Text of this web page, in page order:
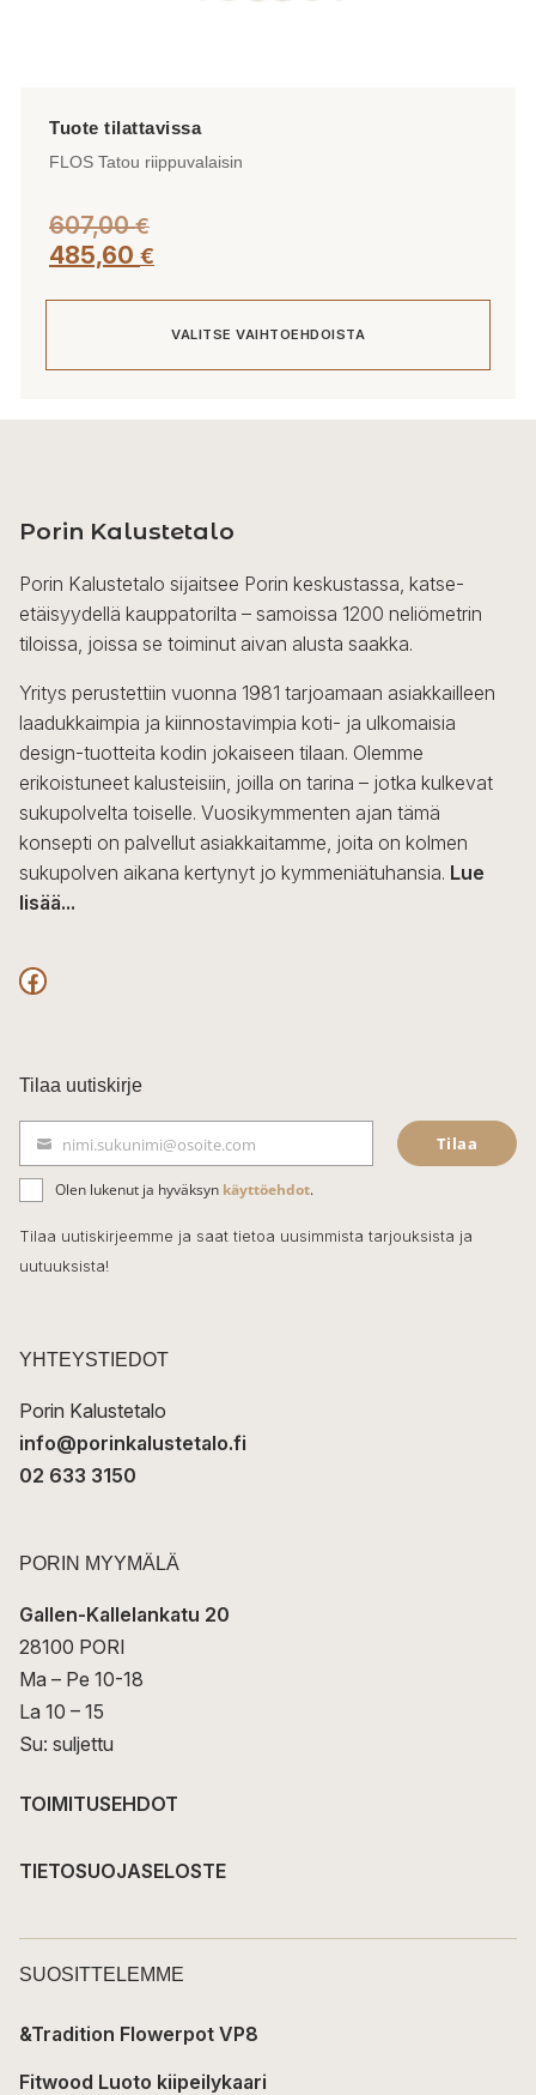
FLOS Tatou riippuvalaisin
607,00€
485,60 €
VALITSE VAIHTOEHDOISTA
muunnelma.
tehdä
valinnat
tuotteen
sivulla.
Porin Kalustetalo
Porin Kalustetalo sijaitsee Porin keskustassa, katse-
etäisyydellä kauppatorilta – samoissa 1200 neliömetrin
tiloissa, joissa se toiminut aivan alusta saakka.
Yritys perustettiin vuonna 1981 tarjoamaan asiakkailleen
laadukkaimpia ja kiinnostavimpia koti- ja ulkomaisia
design-tuotteita kodin jokaiseen tilaan. Olemme
erikoistuneet kalusteisiin, joilla on tarina – jotka kulkevat
sukupolvelta toiselle. Vuosikymmenten ajan tämä
konsepti on palvellut asiakkaitamme, joita on kolmen
sukupolven aikana kertynyt jo kymmeniätuhansia. Lue
lisää...
F
c
e
b
o
o
k
Tilaa uutiskirje
ä
h
k
t
nimi.sukunimi@osoite.com Tilaa
Olen lukenut ja hyväksyn käyttöehdot.
Tilaa uutiskirjeemme ja saat tietoa uusimmista tarjouksista ja
uutuuksista!
YHTEYSTIEDOT
Porin Kalustetalo
info@porinkalustetalo.fi
02 633 3150
PORIN MYYMÄLÄ
Gallen-Kallelankatu 20
28100 PORI
Ma – Pe 10-18
La 10 – 15
Su: suljettu
TOIMITUSEHDOT
TIETOSUOJASELOSTE
SUOSITTELEMME
&Tradition Flowerpot VP8
Fitwood Luoto kiipeilykaari